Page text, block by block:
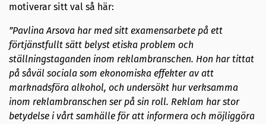
motiverar sitt val så här:
”Pavlina Arsova har med sitt examensarbete på ett
förtjänstfullt sätt belyst etiska problem och
ställningstaganden inom reklambranschen. Hon har tittat
på såväl sociala som ekonomiska effekter av att
marknadsföra alkohol, och undersökt hur verksamma
inom reklambranschen ser på sin roll. Reklam har stor
betydelse i vårt samhälle för att informera och möjliggöra